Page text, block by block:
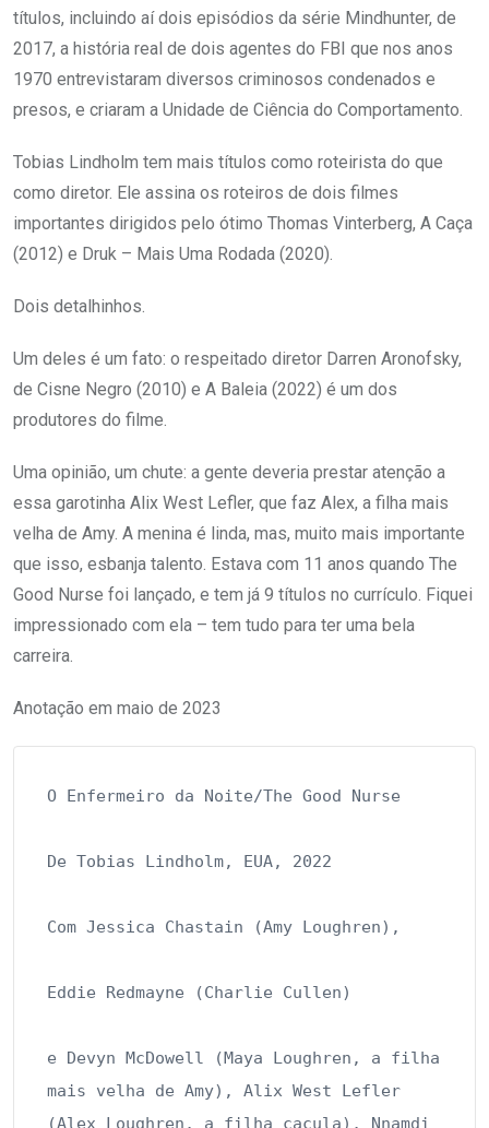
títulos, incluindo aí dois episódios da série Mindhunter, de
2017, a história real de dois agentes do FBI que nos anos
1970 entrevistaram diversos criminosos condenados e
presos, e criaram a Unidade de Ciência do Comportamento.
Tobias Lindholm tem mais títulos como roteirista do que
como diretor. Ele assina os roteiros de dois filmes
importantes dirigidos pelo ótimo Thomas Vinterberg, A Caça
(2012) e Druk – Mais Uma Rodada (2020).
Dois detalhinhos.
Um deles é um fato: o respeitado diretor Darren Aronofsky,
de Cisne Negro (2010) e A Baleia (2022) é um dos
produtores do filme.
Uma opinião, um chute: a gente deveria prestar atenção a
essa garotinha Alix West Lefler, que faz Alex, a filha mais
velha de Amy. A menina é linda, mas, muito mais importante
que isso, esbanja talento. Estava com 11 anos quando The
Good Nurse foi lançado, e tem já 9 títulos no currículo. Fiquei
impressionado com ela – tem tudo para ter uma bela
carreira.
Anotação em maio de 2023
O Enfermeiro da Noite/The Good Nurse
De Tobias Lindholm, EUA, 2022
Com Jessica Chastain (Amy Loughren),
Eddie Redmayne (Charlie Cullen)
e Devyn McDowell (Maya Loughren, a filha
mais velha de Amy), Alix West Lefler
(Alex Loughren, a filha caçula), Nnamdi